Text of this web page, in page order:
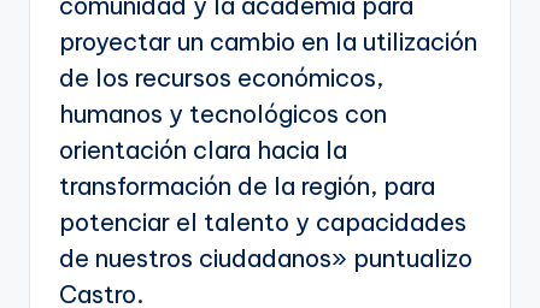
proyectar un cambio en la utilización
de los recursos económicos,
humanos y tecnológicos con
orientación clara hacia la
transformación de la región, para
potenciar el talento y capacidades
de nuestros ciudadanos» puntualizo
Castro.